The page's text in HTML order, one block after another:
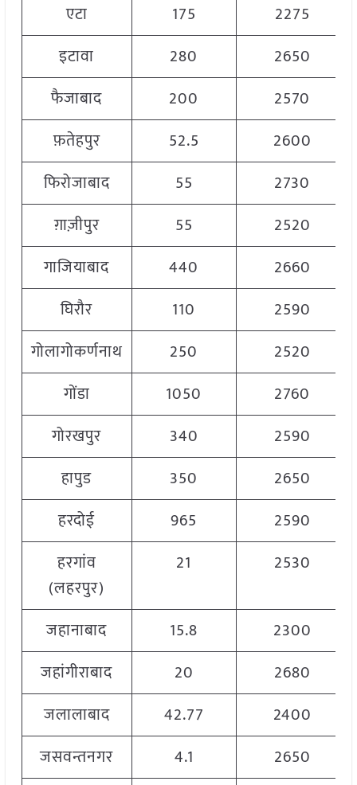
एटा
175
2275
इटावा
280
2650
फैजाबाद
200
2570
फ़तेहपुर
52.5
2600
फिरोजाबाद
55
2730
ग़ाज़ीपुर
55
2520
गाजियाबाद
440
2660
घिरौर
110
2590
गोलागोकर्णनाथ
250
2520
गोंडा
1050
2760
गोरखपुर
340
2590
हापुड
350
2650
हरदोई
965
2590
हरगांव
(लहरपुर)
21 2530
जहानाबाद 15.8
2300
जहांगीराबाद
20
2680
जलालाबाद
42.77
2400
जसवन्तनगर
4.1
2650